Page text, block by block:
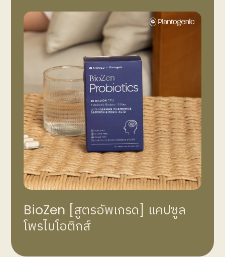
BioZen [สูตรอัพเกรด] แคปซูล
โพรไบโอติกส์